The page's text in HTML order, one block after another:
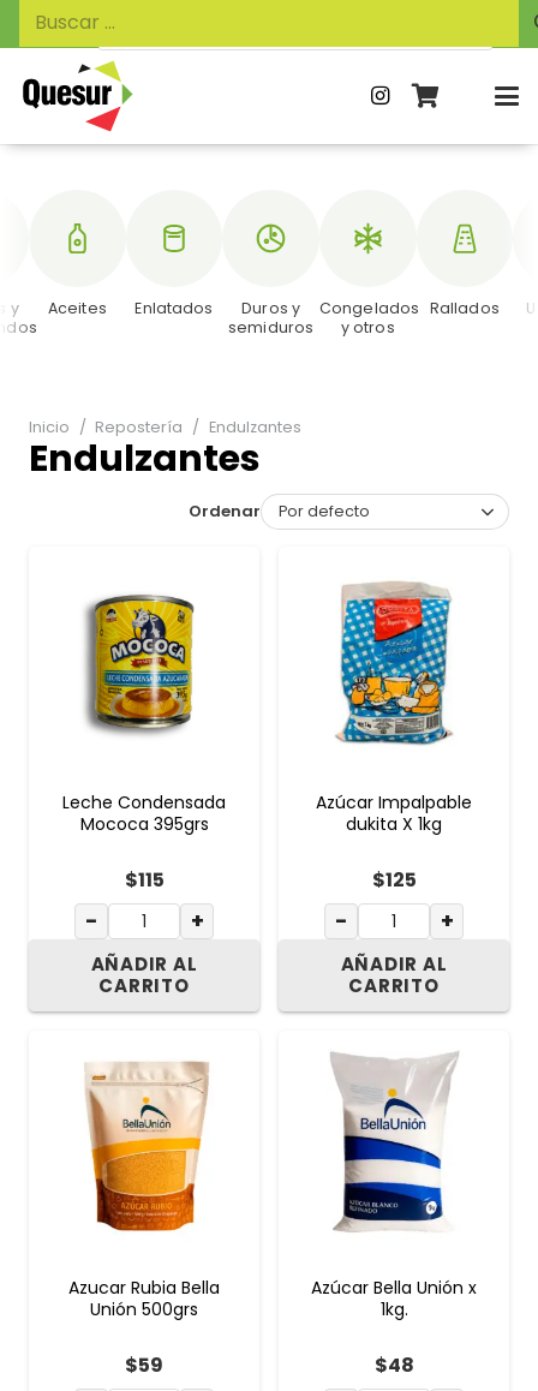
de
productos
Buscar:
Inicio / Repostería / Endulzantes
Endulzantes
y
Aceites Enlatados
Duros y
semiduros
Congelados
y otros
Rallados
Ordenar
Leche Condensada
Mococa 395grs
$115
− +
AÑADIR AL
CARRITO
Azúcar Impalpable
dukita X 1kg
$125
− +
AÑADIR AL
CARRITO
Azucar Rubia Bella
Unión 500grs
$59
Azúcar Bella Unión x
1kg.
$48